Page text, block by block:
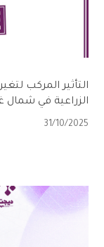
التأثير المركب
الزراعية في
31/10/2025